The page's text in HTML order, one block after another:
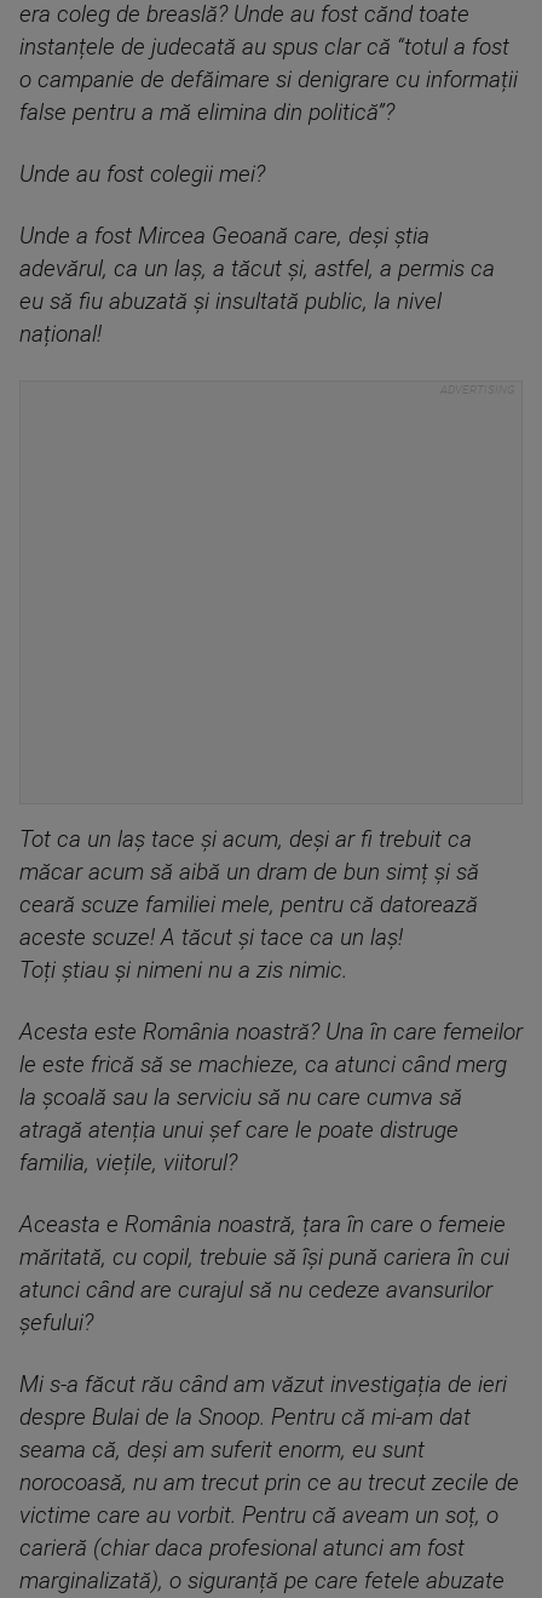
era coleg de breaslă? Unde au fost cănd toate
instanțele de judecată au spus clar că “totul a fost
o campanie de defăimare si denigrare cu informații
false pentru a mă elimina din politică”?
Unde au fost colegii mei?
Unde a fost Mircea Geoană care, deși știa
adevărul, ca un laș, a tăcut și, astfel, a permis ca
eu să fiu abuzată și insultată public, la nivel
național!
Tot ca un laș tace și acum, deși ar fi trebuit ca
măcar acum să aibă un dram de bun simț și să
ceară scuze familiei mele, pentru că datorează
aceste scuze! A tăcut și tace ca un laș!
Toți știau și nimeni nu a zis nimic.
Acesta este România noastră? Una în care femeilor
le este frică să se machieze, ca atunci când merg
la școală sau la serviciu să nu care cumva să
atragă atenția unui șef care le poate distruge
familia, viețile, viitorul?
Aceasta e România noastră, țara în care o femeie
măritată, cu copil, trebuie să își pună cariera în cui
atunci când are curajul să nu cedeze avansurilor
șefului?
Mi s-a făcut rău când am văzut investigația de ieri
despre Bulai de la Snoop. Pentru că mi-am dat
seama că, deși am suferit enorm, eu sunt
norocoasă, nu am trecut prin ce au trecut zecile de
victime care au vorbit. Pentru că aveam un soț, o
carieră (chiar daca profesional atunci am fost
marginalizată), o siguranță pe care fetele abuzate